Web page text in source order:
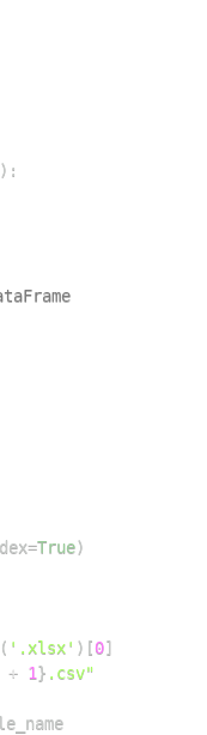
:
=True)
( '.xlsx' ) [0]
+ 1} .csv"
file_name